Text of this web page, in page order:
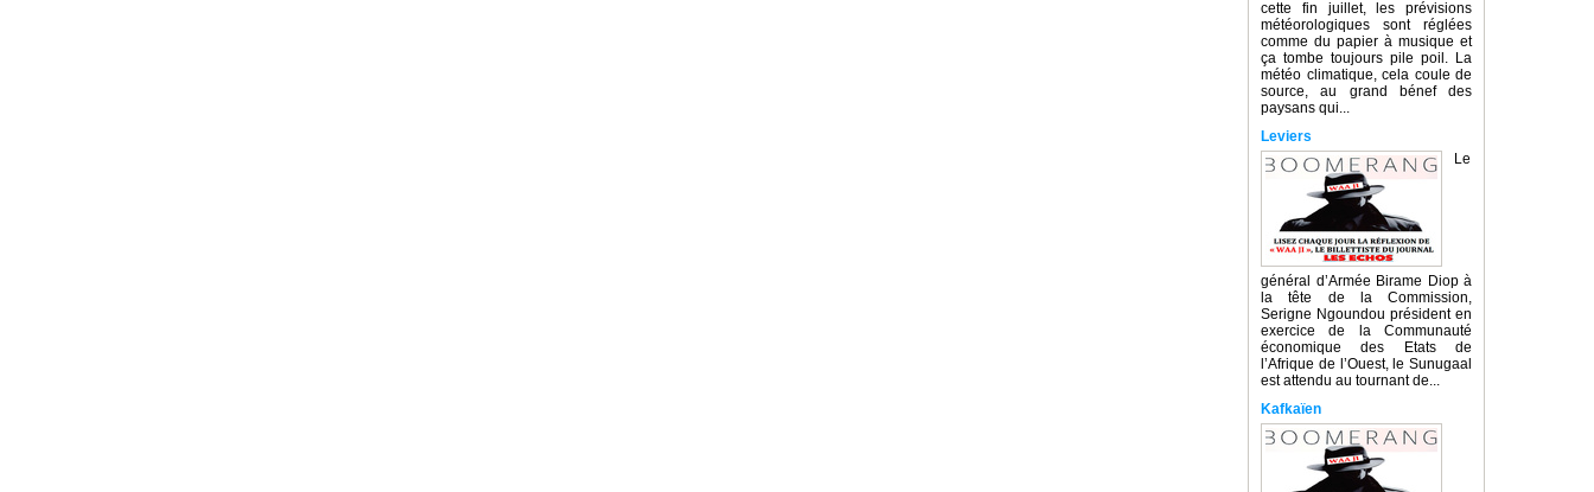
cette fin juillet, les prévisions
météorologiques sont réglées
comme du papier à musique et
ça tombe toujours pile poil. La
météo climatique, cela coule de
source, au grand bénef des
paysans qui...
Leviers
Le
général d’Armée Birame Diop à
la tête de la Commission,
Serigne Ngoundou président en
exercice de la Communauté
économique des Etats de
l’Afrique de l’Ouest, le Sunugaal
est attendu au tournant de...
Kafkaïen